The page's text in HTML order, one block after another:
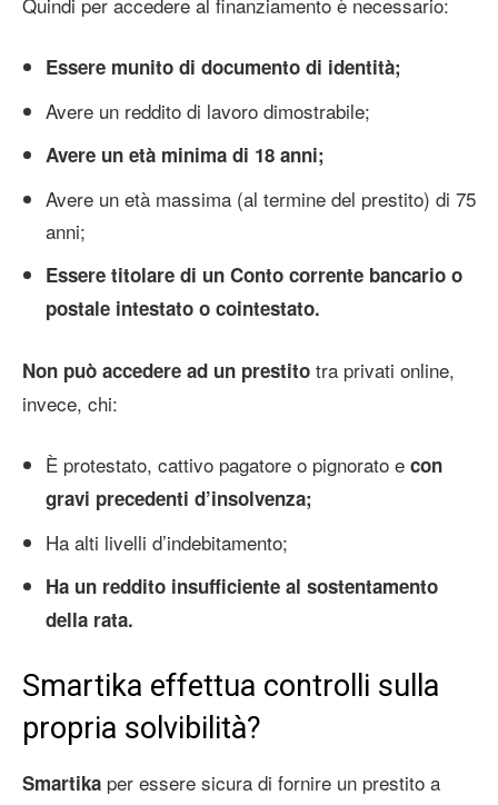
Essere munito di documento di identità;
Avere un reddito di lavoro dimostrabile;
Avere un età minima di 18 anni;
Avere un età massima (al termine del prestito) di 75
anni;
Essere titolare di un Conto corrente bancario o
postale intestato o cointestato.
Non può accedere ad un prestito tra privati online,
invece, chi:
È protestato, cattivo pagatore o pignorato e con
gravi precedenti d’insolvenza;
Ha alti livelli d’indebitamento;
Ha un reddito insufficiente al sostentamento
della rata.
Smartika effettua controlli sulla
propria solvibilità?
Smartika per essere sicura di fornire un prestito a